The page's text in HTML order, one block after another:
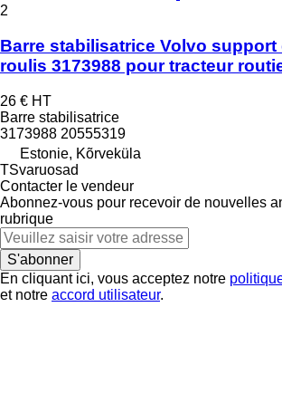
2
Barre stabilisatrice Volvo support
roulis 3173988 pour tracteur
26 € HT
Barre stabilisatrice
3173988 20555319
Estonie, Kõrveküla
TSvaruosad
Contacter le vendeur
Abonnez-vous pour recevoir de nouvelles
rubrique
S'abonner
En cliquant ici, vous acceptez notre
et notre accord utilisateur.